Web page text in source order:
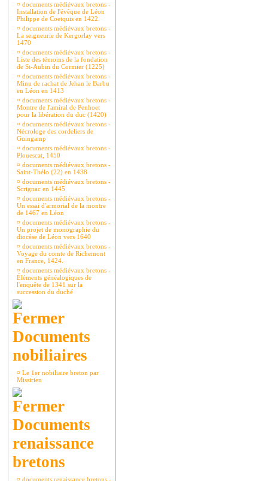
¤ documents médiévaux bretons -
Installation de l'évêque de Léon
Philippe de Coetquis en 1422.
¤ documents médiévaux bretons -
La seigneurie de Kergorlay vers
1470
¤ documents médiévaux bretons -
Liste des témoins de la fondation
de St-Aubin du Cormier (1225)
¤ documents médiévaux bretons -
Minu de rachat de Jehan le Barbu
en Léon en 1413
¤ documents médiévaux bretons -
Montre de l'amiral de Penhoet
pour la libération du duc (1420)
¤ documents médiévaux bretons -
Nécrologe des cordeliers de
Guingamp
¤ documents médiévaux bretons -
Plouescat, 1450
¤ documents médiévaux bretons -
Saint-Thélo (22) en 1438
¤ documents médiévaux bretons -
Scrignac en 1445
¤ documents médiévaux bretons -
Un essai d'armorial de la montre
de 1467 en Léon
¤ documents médiévaux bretons -
Un projet de monographie du
diocèse de Léon vers 1640
¤ documents médiévaux bretons -
Voyage du comte de Richemont
en France, 1424.
¤ documents médiévaux bretons -
Éléments généalogiques de
l'enquête de 1341 sur la
succession du duché
Documents
nobiliaires
¤ Le 1er nobiliaire breton par
Missirien
Documents
renaissance
bretons
¤ documents renaissance bretons -